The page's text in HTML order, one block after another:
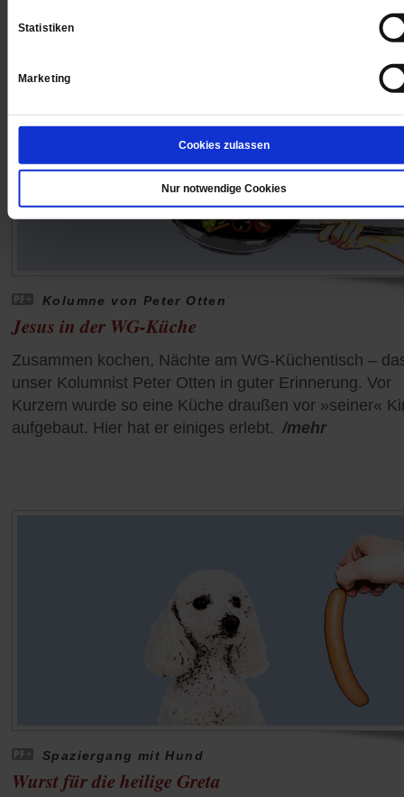
Statistiken
Marketing
Cookies zulassen
Nur notwendige Cookies
Kolumne von Peter Otten
Jesus in der WG-Küche
Zusammen kochen, Nächte am WG-Küchentisch –
unser Kolumnist Peter Otten in guter Erinnerung. Vor
Kurzem wurde so eine Küche draußen vor »seiner«
aufgebaut. Hier hat er einiges erlebt. /mehr
Spaziergang mit Hund
Wurst für die heilige Greta